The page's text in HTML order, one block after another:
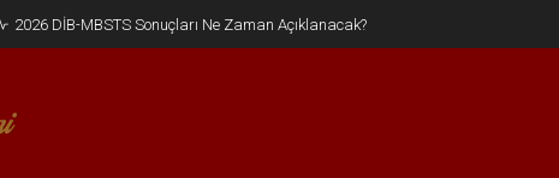
2026 DİB-MBSTS Ne Zaman?